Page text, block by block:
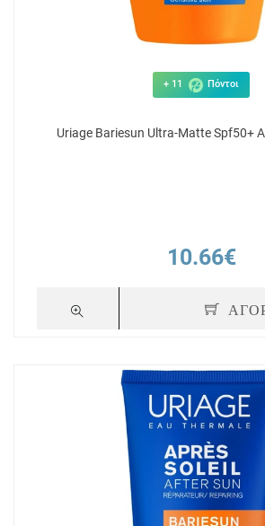
+ 11 Πόντοι
Uriage Bariesun Ultra-Matte Spf50+
10.66€